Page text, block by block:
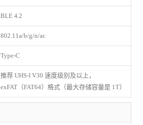
BLE 4.2
802.11a/b/g/n/ac
Type-C
推荐 UHS-I V30 速度级别及以上，
exFAT（FAT64）格式（最大存储容量是 1T）